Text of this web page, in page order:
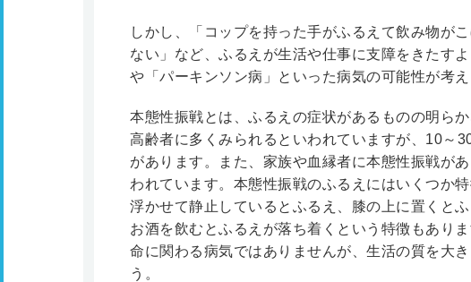
しかし、「コップを持った手がふるえて飲み物が
ない」など、ふるえが生活や仕事に支障をきたす
や「パーキンソン病」といった病気の可能性が考え
本態性振戦とは、ふるえの症状があるものの明ら
高齢者に多くみられるといわれていますが、10～
があります。また、家族や血縁者に本態性振戦が
われています。本態性振戦のふるえにはいくつか
浮かせて静止しているとふるえ、膝の上に置くと
お酒を飲むとふるえが落ち着くという特徴もあり
命に関わる病気ではありませんが、生活の質を大
う。